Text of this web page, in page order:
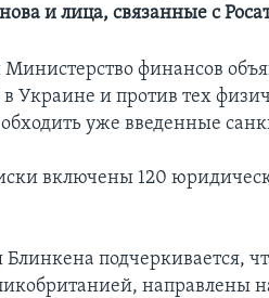
и лица, связанные с
Министерство финансов
в Украине и против тех
уже введенные
включены 120
Блинкена подчеркивается,
направлены